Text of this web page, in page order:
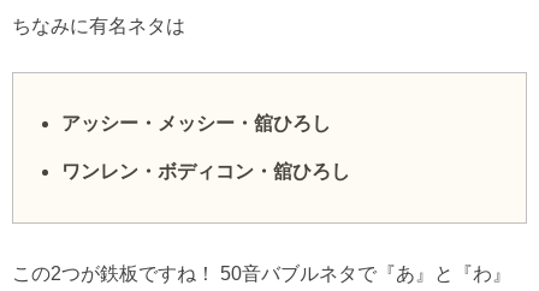
ちなみに有名ネタは
アッシー・メッシー・舘ひろし
ワンレン・ボディコン・舘ひろし
この2つが鉄板ですね！
50音バブルネタで『あ』と『わ』